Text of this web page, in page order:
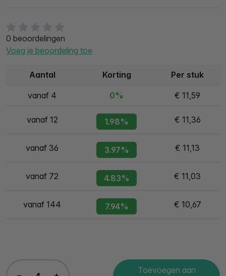
0 beoordelingen
Voeg je beoordeling toe
Aantal Korting Per stuk
vanaf 4 0% € 11,59
vanaf 12 1.98% € 11,36
vanaf 36 3.97% € 11,13
vanaf 72 4.83% € 11,03
vanaf 144 7.94% € 10,67
Toevoegen aan